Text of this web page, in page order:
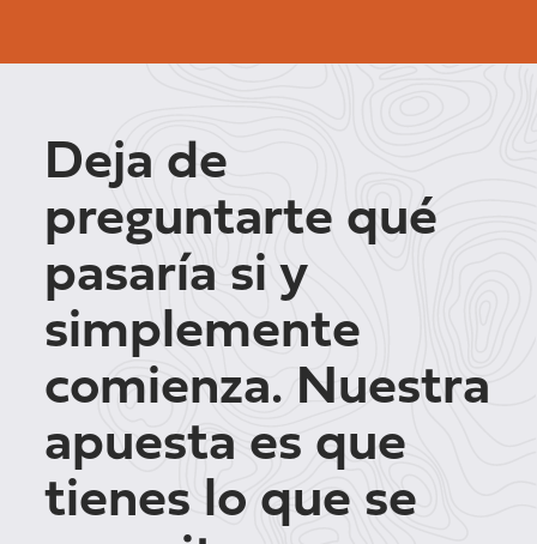
Deja de
preguntarte qué
pasaría si y
simplemente
comienza. Nuestra
apuesta es que
tienes lo que se